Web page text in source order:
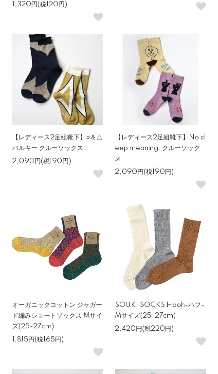
1,320円(税120円)
【レディース2足組靴下】○＆△
バルキー クルーソックス
2,090円(税190円)
【レディース2足組靴下】No d
eep meaning. クルーソック
ス
2,090円(税190円)
オーガニックコットン ジャガー
ド編みショートソックス Mサイ
ズ(25-27cm)
1,815円(税165円)
SOUKI SOCKS Hooh-ハフ-
Mサイズ(25-27cm)
2,420円(税220円)